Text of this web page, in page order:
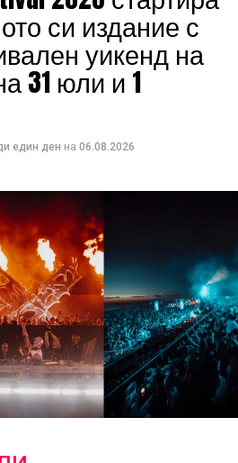
си издание с
уикенд на
31 юли и 1
един ден на 06.08.2026